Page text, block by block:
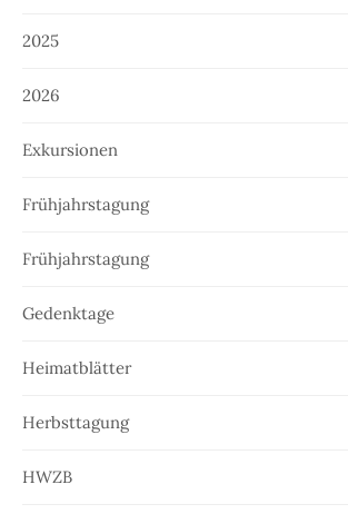
2025
2026
Exkursionen
Frühjahrstagung
Frühjahrstagung
Gedenktage
Heimatblätter
Herbsttagung
HWZB